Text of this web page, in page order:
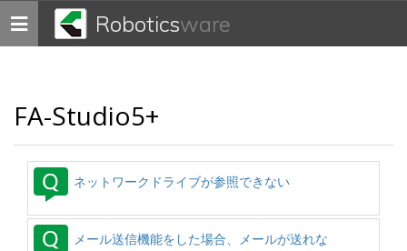
Toggle
navigation
Roboticsware
FA-Studio5+
ネットワークドライブが参照できない
メール送信機能をした場合、メールが送れな